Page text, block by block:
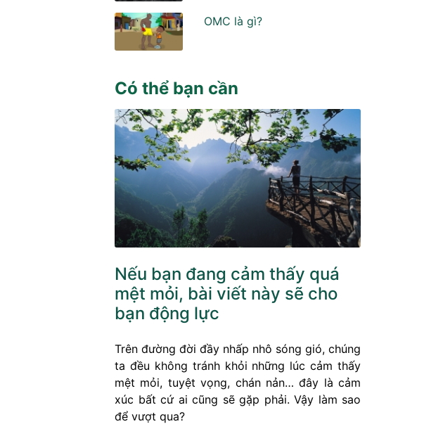
OMC là gì?
Có thể bạn cần
Nếu bạn đang cảm thấy quá
mệt mỏi, bài viết này sẽ cho
bạn động lực
Trên đường đời đầy nhấp nhô sóng gió, chúng
ta đều không tránh khỏi những lúc cảm thấy
mệt mỏi, tuyệt vọng, chán nản… đây là cảm
xúc bất cứ ai cũng sẽ gặp phải. Vậy làm sao
để vượt qua?